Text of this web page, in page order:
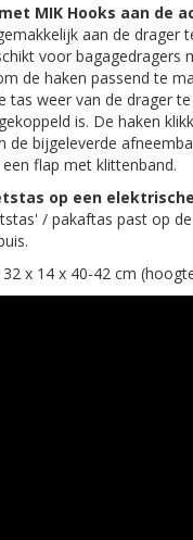
MIK Hooks aan de
aan de drager
voor bagagedragers
de haken passend te
tas weer van de drager
is. De haken
de bijgeleverde
flap met klittenband.
op een
/ pakaftas past op
32 x 14 x 40-42 cm